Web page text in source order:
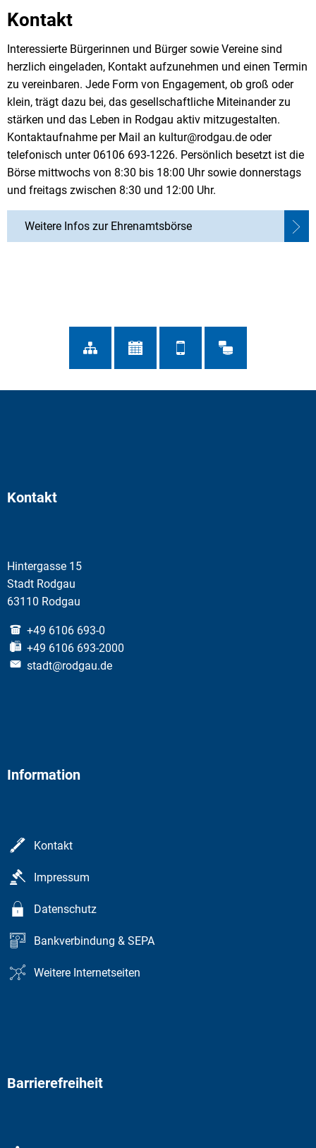
Kontakt
Interessierte Bürgerinnen und Bürger sowie Vereine sind
herzlich eingeladen, Kontakt aufzunehmen und einen Termin
zu vereinbaren. Jede Form von Engagement, ob groß oder
klein, trägt dazu bei, das gesellschaftliche Miteinander zu
stärken und das Leben in Rodgau aktiv mitzugestalten.
Kontaktaufnahme per Mail an kultur@rodgau.de oder
telefonisch unter 06106 693-1226. Persönlich besetzt ist die
Börse mittwochs von 8:30 bis 18:00 Uhr sowie donnerstags
und freitags zwischen 8:30 und 12:00 Uhr.
Weitere Infos zur Ehrenamtsbörse
Kontakt
Hintergasse 15
Stadt Rodgau
63110 Rodgau
+49 6106 693-0
+49 6106 693-2000
stadt@rodgau.de
Information
Kontakt
Impressum
Datenschutz
Bankverbindung & SEPA
Weitere Internetseiten
Barrierefreiheit